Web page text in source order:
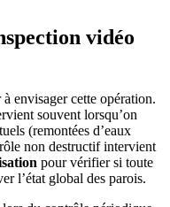
vidéo
envisager cette opération.
souvent lorsqu’on
(remontées d’eaux
non destructif intervient
pour vérifier si toute
l’état global des parois.